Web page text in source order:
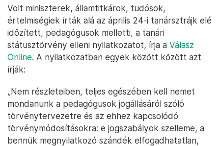
Volt miniszterek, államtitkárok, tudósok,
értelmiségiek írták alá az április 24-i tanársztrájk elé
időzített, pedagógusok melletti, a tanári
státusztörvény elleni nyilatkozatot, írja a Válasz
Online. A nyilatkozatban egyek között között azt
írják:
„Nem részleteiben, teljes egészében kell nemet
mondanunk a pedagógusok jogállásáról szóló
törvénytervezetre és az ehhez kapcsolódó
törvénymódosításokra: e jogszabályok szelleme, a
bennük megnyilatkozó szándék elfogadhatatlan,